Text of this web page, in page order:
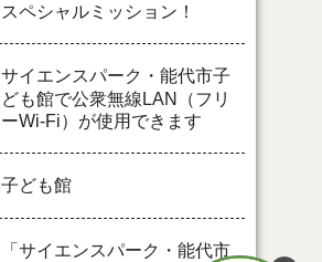
スペシャルミッション！
サイエンスパーク・能代市子
ども館で公衆無線LAN（フリ
ーWi-Fi）が使用できます
子ども館
「サイエンスパーク・能代市